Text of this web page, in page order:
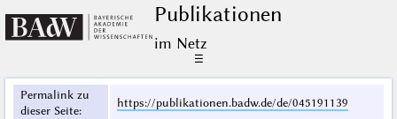
Publikationen
im Netz
☰
Permalink zu
dieser Seite:
https://publikationen.badw.de/de/045191139